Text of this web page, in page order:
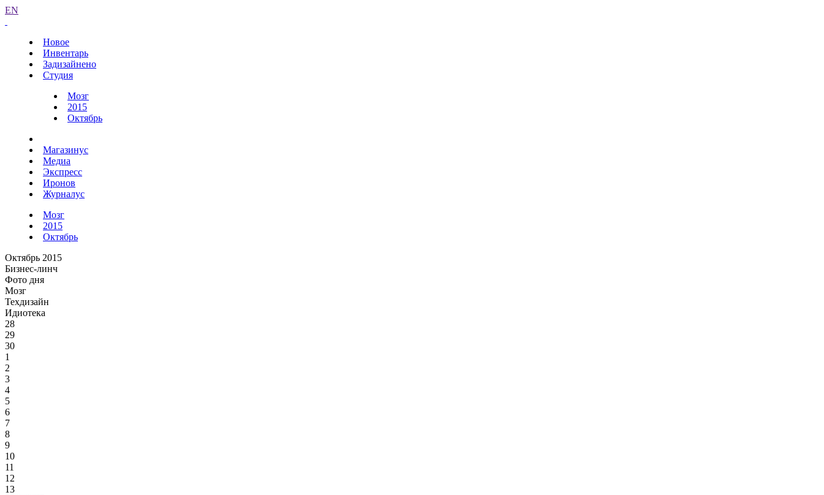
EN
Новое
Инвентарь
Задизайнено
Студия
Мозг
2015
Октябрь
Магазинус
Медиа
Экспресс
Иронов
Журналус
Мозг
2015
Октябрь
Октябрь 2015
Бизнес-линч
Фото дня
Мозг
Техдизайн
Идиотека
28
29
30
1
2
3
4
5
6
7
8
9
10
11
12
13